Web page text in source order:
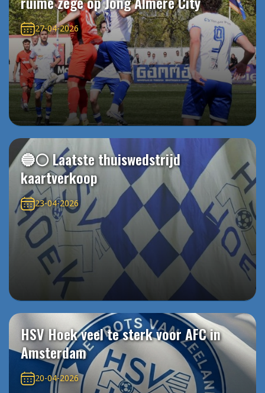
27-04-2026
🔵⚪️ Laatste thuiswedstrijd
kaartverkoop
23-04-2026
HSV Hoek veel te sterk voor AFC in
Amsterdam
20-04-2026